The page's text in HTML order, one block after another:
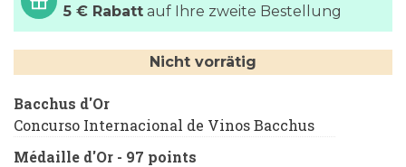
5 € Rabatt auf Ihre zweite Bestellung
Nicht vorrätig
Bacchus d'Or
Concurso Internacional de Vinos Bacchus
Médaille d'Or - 97 points